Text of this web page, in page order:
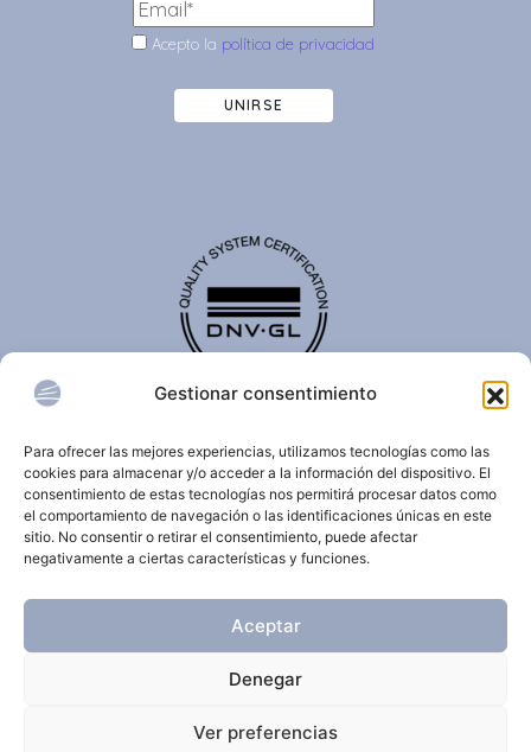
Gestionar consentimiento
Para ofrecer las mejores experiencias, utilizamos tecnologías como las
cookies para almacenar y/o acceder a la información del dispositivo. El
consentimiento de estas tecnologías nos permitirá procesar datos como
el comportamiento de navegación o las identificaciones únicas en este
sitio. No consentir o retirar el consentimiento, puede afectar
negativamente a ciertas características y funciones.
Aceptar
Denegar
Ver preferencias
Acepto la política de privacidad
UNIRSE
internacionalmente y confirma que una organización
cumple con estándares de calidad, seguridad,
sostenibilidad y/o gestión.
Todos los derechos reservados.
Política de privacidad
Política de cookies